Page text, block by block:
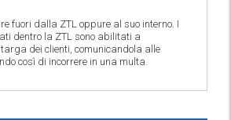
fuori dalla ZTL oppure al suo interno. I
dentro la ZTL sono abilitati a
dei clienti, comunicandola alle
così di incorrere in una multa.